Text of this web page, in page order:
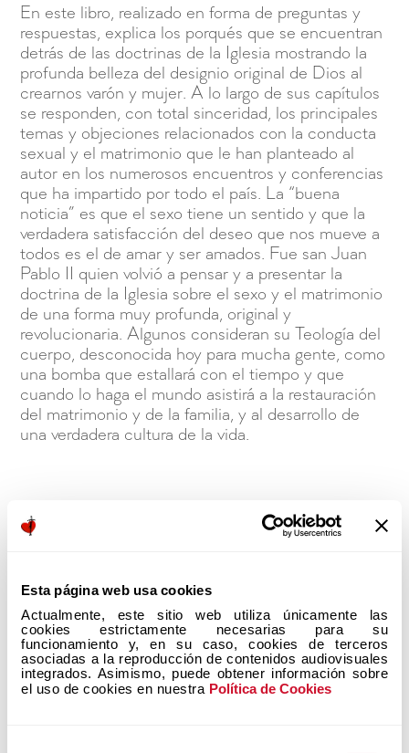
Esta página web usa cookies
Actualmente, este sitio web utiliza únicamente las
cookies estrictamente necesarias para su
funcionamiento y, en su caso, cookies de terceros
asociadas a la reproducción de contenidos audiovisuales
integrados. Asimismo, puede obtener información sobre
el uso de cookies en nuestra Política de Cookies
En este libro, realizado en forma de preguntas y
respuestas, explica los porqués que se encuentran
detrás de las doctrinas de la Iglesia mostrando la
profunda belleza del designio original de Dios al
crearnos varón y mujer. A lo largo de sus capítulos
se responden, con total sinceridad, los principales
temas y objeciones relacionados con la conducta
sexual y el matrimonio que le han planteado al
autor en los numerosos encuentros y conferencias
que ha impartido por todo el país. La “buena
noticia” es que el sexo tiene un sentido y que la
verdadera satisfacción del deseo que nos mueve a
todos es el de amar y ser amados. Fue san Juan
Pablo II quien volvió a pensar y a presentar la
doctrina de la Iglesia sobre el sexo y el matrimonio
de una forma muy profunda, original y
revolucionaria. Algunos consideran su Teología del
cuerpo, desconocida hoy para mucha gente, como
una bomba que estallará con el tiempo y que
cuando lo haga el mundo asistirá a la restauración
del matrimonio y de la familia, y al desarrollo de
una verdadera cultura de la vida.
COMPRAR
Próximos Eventos
Conócelos, ¡tienes que vivirlos!